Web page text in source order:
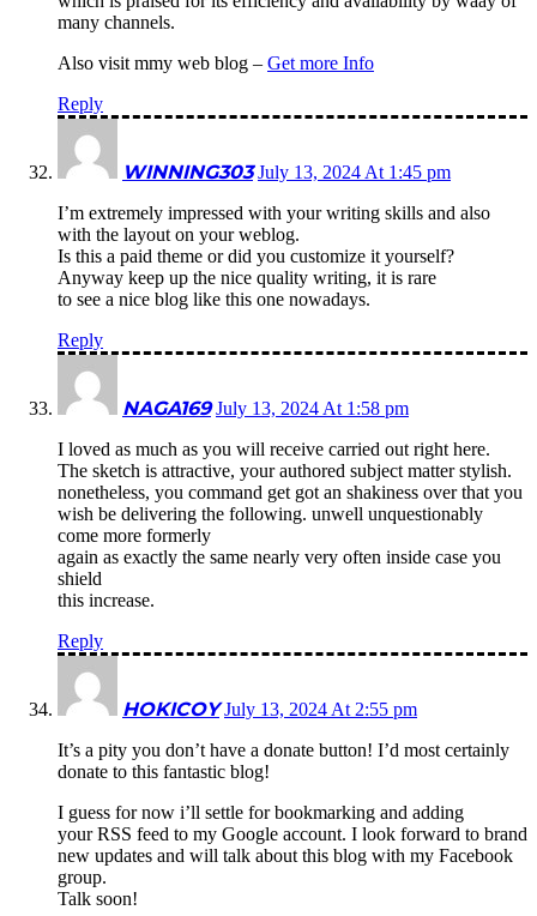
many channels.
Also visit mmy web blog – Get more Info
Reply
WINNING303 July 13, 2024 At 1:45 pm
I’m extremely impressed with your writing skills and also
with the layout on your weblog.
Is this a paid theme or did you customize it yourself?
Anyway keep up the nice quality writing, it is rare
to see a nice blog like this one nowadays.
Reply
NAGA169 July 13, 2024 At 1:58 pm
I loved as much as you will receive carried out right here.
The sketch is attractive, your authored subject matter stylish.
nonetheless, you command get got an shakiness over that you
wish be delivering the following. unwell unquestionably
come more formerly
again as exactly the same nearly very often inside case you
shield
this increase.
Reply
HOKICOY July 13, 2024 At 2:55 pm
It’s a pity you don’t have a donate button! I’d most certainly
donate to this fantastic blog!
I guess for now i’ll settle for bookmarking and adding
your RSS feed to my Google account. I look forward to brand
new updates and will talk about this blog with my Facebook
group.
Talk soon!